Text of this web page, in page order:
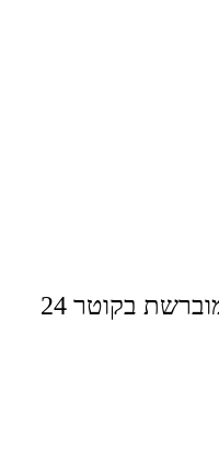
מעמד דוקומתי מנירוסטה מוברשת בקוטר 24